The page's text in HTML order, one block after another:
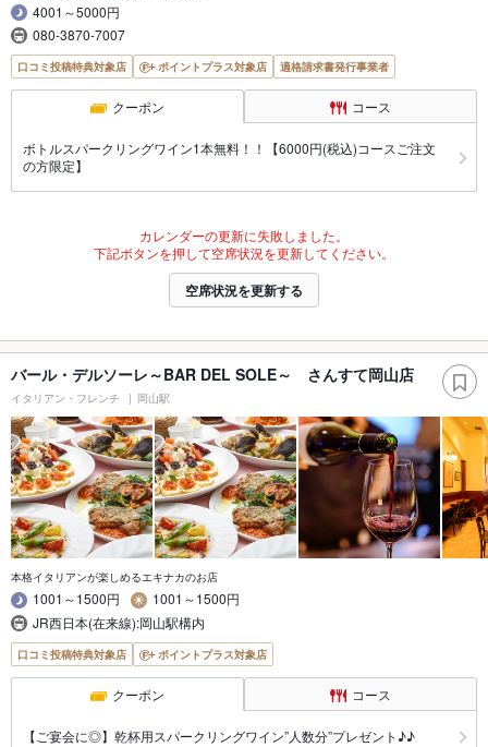
4001～5000円
080-3870-7007
口コミ投稿特典対象店 ポイントプラス対象店 適格請求書発行事業者
クーポン コース
ボトルスパークリングワイン1本無料！！【6000円(税込)コースご注文
の方限定】
カレンダーの更新に失敗しました。
下記ボタンを押して空席状況を更新してください。
空席状況を更新する
バール・デルソーレ～BAR DEL SOLE～ さんすて岡山店
イタリアン・フレンチ 岡山駅
本格イタリアンが楽しめるエキナカのお店
1001～1500円
1001～1500円
JR西日本(在来線):岡山駅構内
口コミ投稿特典対象店 ポイントプラス対象店
クーポン コース
【ご宴会に◎】乾杯用スパークリングワイン”人数分”プレゼント♪♪